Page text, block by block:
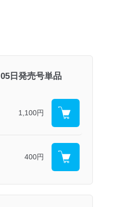
日発売号単品
1,100円
400円